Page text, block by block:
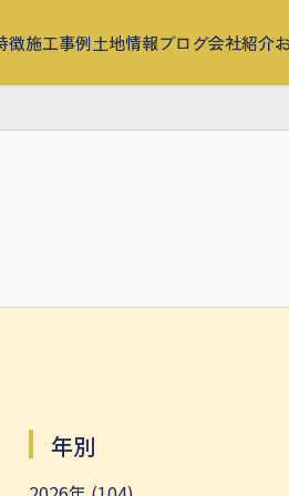
徴施工事例土地情報ブログ会社紹介
年別